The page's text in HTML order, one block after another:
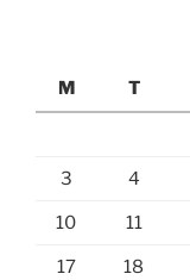
M
T
3 4
10 11
17 18